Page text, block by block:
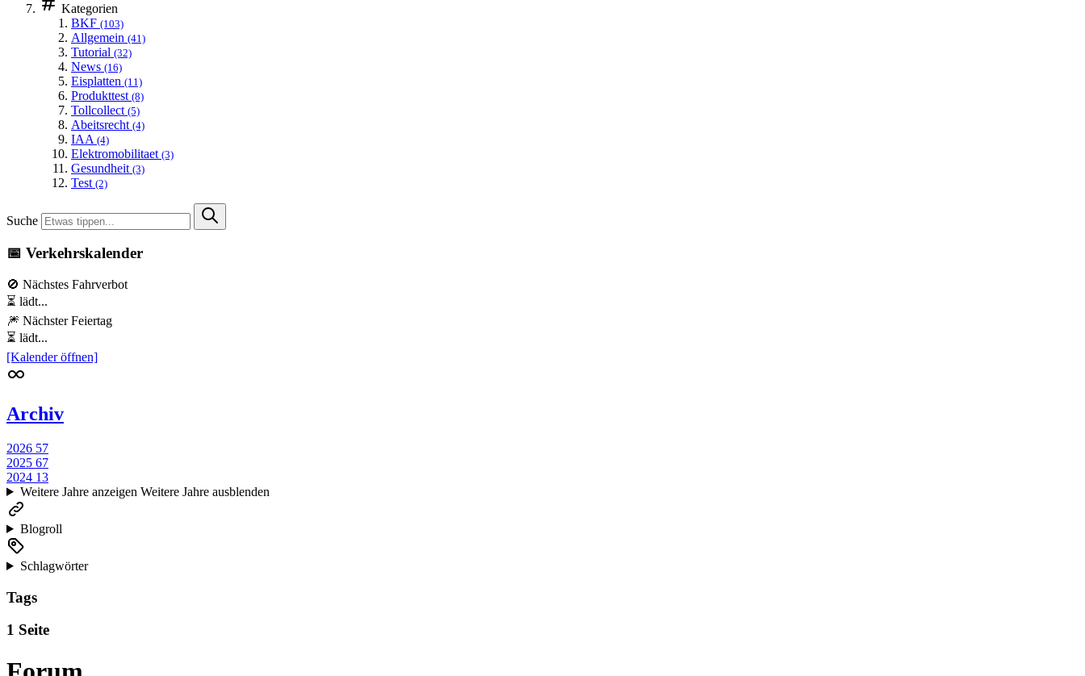
Kategorien
BKF (103)
Allgemein (41)
Tutorial (32)
News (16)
Eisplatten (11)
Produkttest (8)
Tollcollect (5)
Abeitsrecht (4)
IAA (4)
Elektromobilitaet (3)
Gesundheit (3)
Test (2)
Suche
📅 Verkehrskalender
🚫 Nächstes Fahrverbot
⏳ lädt...
🎆 Nächster Feiertag
⏳ lädt...
[Kalender öffnen]
Archiv
2026 57
2025 67
2024 13
Weitere Jahre anzeigen Weitere Jahre ausblenden
Blogroll
Schlagwörter
Tags
1 Seite